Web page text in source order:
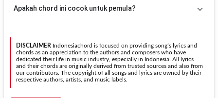
kebutuhan.
Transpose (bawah)untuk menurunkan nada. Seluruh chord akan
Apakah chord ini cocok untuk pemula?
dipelajari oleh pemula tanpa menghilangkan struktur dasar lagu.
DISCLAIMER Indonesiachord is focused on providing song’s lyrics and
chords as an appreciation to the authors and composers who have
dedicated their life in music industry, especially in Indonesia. All lyrics
and their chords are originally derived from trusted sources and also from
our contributors. The copyright of all songs and lyrics are owned by their
respective authors, artists, and music labels.